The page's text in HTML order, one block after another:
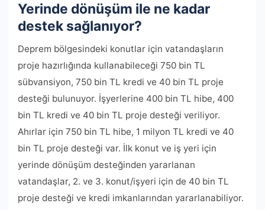
Yerinde dönüşüm ile ne kadar
destek sağlanıyor?
Deprem bölgesindeki konutlar için vatandaşların
proje hazırlığında kullanabileceği 750 bin TL
sübvansiyon, 750 bin TL kredi ve 40 bin TL proje
desteği bulunuyor. İşyerlerine 400 bin TL hibe, 400
bin TL kredi ve 40 bin TL proje desteği veriliyor.
Ahırlar için 750 bin TL hibe, 1 milyon TL kredi ve 40
bin TL proje desteği var. İlk konut ve iş yeri için
yerinde dönüşüm desteğinden yararlanan
vatandaşlar, 2. ve 3. konut/işyeri için de 40 bin TL
proje desteği ve kredi imkanlarından yararlanabiliyor.